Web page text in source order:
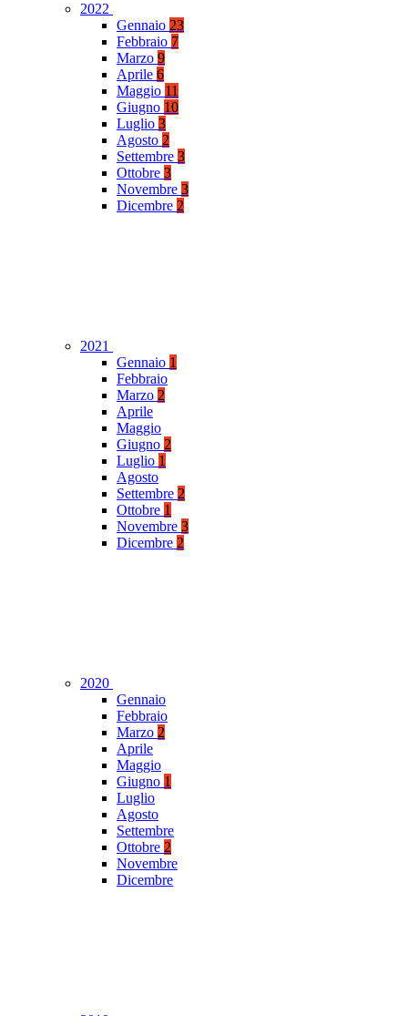
2022
Gennaio 23
Febbraio 7
Marzo 9
Aprile 6
Maggio 11
Giugno 10
Luglio 3
Agosto 2
Settembre 3
Ottobre 3
Novembre 3
Dicembre 2
2021
Gennaio 1
Febbraio
Marzo 2
Aprile
Maggio
Giugno 2
Luglio 1
Agosto
Settembre 2
Ottobre 1
Novembre 3
Dicembre 2
2020
Gennaio
Febbraio
Marzo 2
Aprile
Maggio
Giugno 1
Luglio
Agosto
Settembre
Ottobre 2
Novembre
Dicembre